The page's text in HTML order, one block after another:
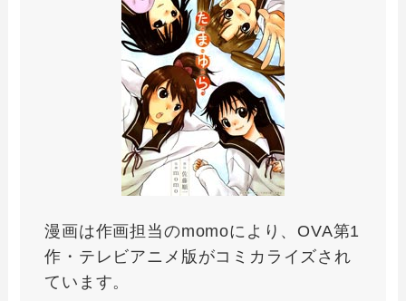
漫画は作画担当のmomoにより、OVA第1
作・テレビアニメ版がコミカライズされ
ています。